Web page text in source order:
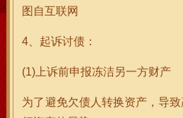
图自互联网
4、起诉讨债：
(1)上诉前申报冻洁另一方财产
为了避免欠债人转换资产，导